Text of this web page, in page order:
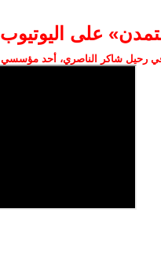
على اليوتيوب
رحيل شاكر الناصري، أحد مؤسسي